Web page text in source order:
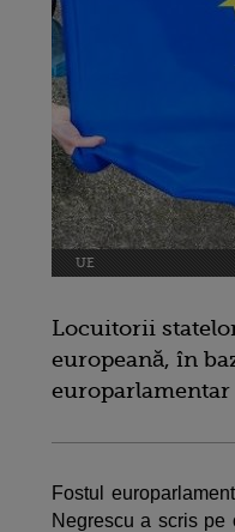
UE
Locuitorii
europeană, în
Fostul
Negrescu a scris pe